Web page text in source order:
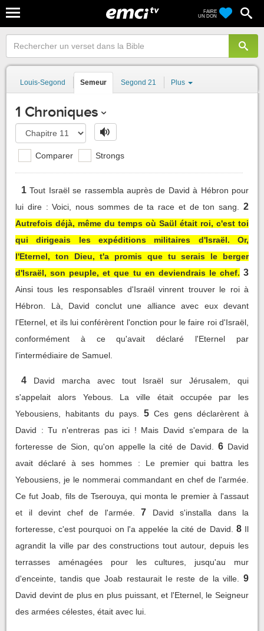
FAIRE
UN DON
Louis-Segond Semeur Segond 21 Plus
1 Chroniques
Comparer Strongs
1 Tout Israël se rassembla auprès de David à Hébron pour
lui dire : Voici, nous sommes de ta race et de ton sang.
2
Autrefois déjà, même du temps où Saül était roi, c'est toi
qui dirigeais les expéditions militaires d'Israël. Or,
l'Eternel, ton Dieu, t'a promis que tu serais le berger
d'Israël, son peuple, et que tu en deviendrais le chef. 3
Ainsi tous les responsables d'Israël vinrent trouver le roi à
Hébron. Là, David conclut une alliance avec eux devant
l'Eternel, et ils lui conférèrent l'onction pour le faire roi d'Israël,
conformément à ce qu'avait déclaré l'Eternel par
l'intermédiaire de Samuel.
4
David marcha avec tout Israël sur Jérusalem, qui
s'appelait alors Yebous. La ville était occupée par les
Yebousiens, habitants du pays.
5 Ces gens déclarèrent à
David : Tu n'entreras pas ici ! Mais David s'empara de la
forteresse de Sion, qu'on appelle la cité de David.
6 David
avait déclaré à ses hommes : Le premier qui battra les
Yebousiens, je le nommerai commandant en chef de l'armée.
Ce fut Joab, fils de Tserouya, qui monta le premier à l'assaut
et il devint chef de l'armée.
7
David s'installa dans la
forteresse, c'est pourquoi on l'a appelée la cité de David.
8 Il
agrandit la ville par des constructions tout autour, depuis les
terrasses aménagées pour les cultures, jusqu'au mur
d'enceinte, tandis que Joab restaurait le reste de la ville.
9
David devint de plus en plus puissant, et l'Eternel, le Seigneur
des armées célestes, était avec lui.